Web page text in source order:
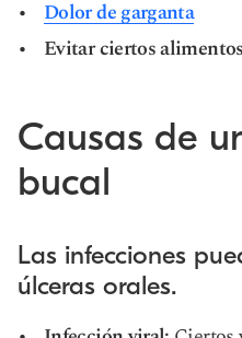
Dolor de garganta
Evitar ciertos
Causas de
bucal
Las infecciones
úlceras orales.